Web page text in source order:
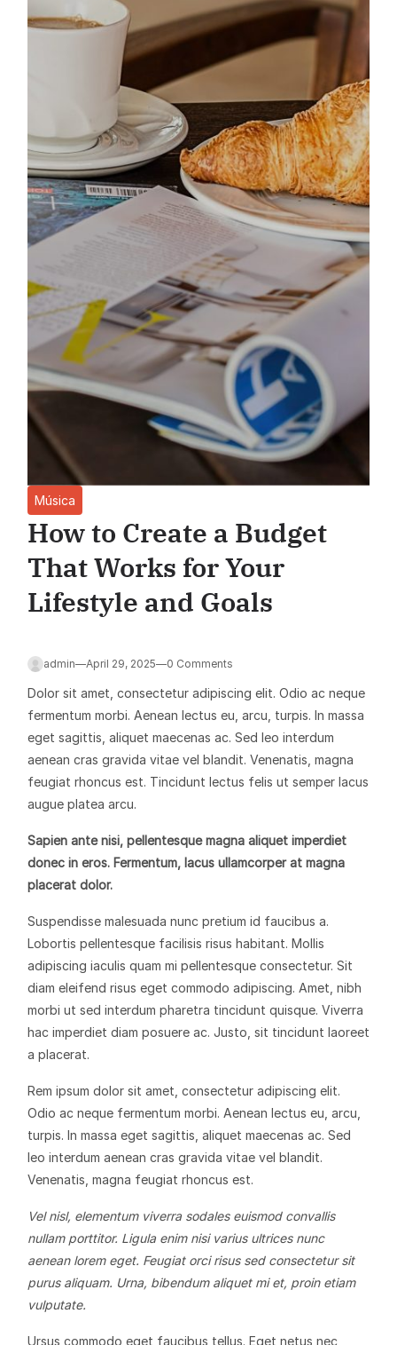
Música
How to Create a Budget
That Works for Your
Lifestyle and Goals
admin—April 29, 2025—0 Comments
Dolor sit amet, consectetur adipiscing elit. Odio ac neque
fermentum morbi. Aenean lectus eu, arcu, turpis. In massa
eget sagittis, aliquet maecenas ac. Sed leo interdum
aenean cras gravida vitae vel blandit. Venenatis, magna
feugiat rhoncus est. Tincidunt lectus felis ut semper lacus
augue platea arcu.
Sapien ante nisi, pellentesque magna aliquet imperdiet
donec in eros. Fermentum, lacus ullamcorper at magna
placerat dolor.
Suspendisse malesuada nunc pretium id faucibus a.
Lobortis pellentesque facilisis risus habitant. Mollis
adipiscing iaculis quam mi pellentesque consectetur. Sit
diam eleifend risus eget commodo adipiscing. Amet, nibh
morbi ut sed interdum pharetra tincidunt quisque. Viverra
hac imperdiet diam posuere ac. Justo, sit tincidunt laoreet
a placerat.
Rem ipsum dolor sit amet, consectetur adipiscing elit.
Odio ac neque fermentum morbi. Aenean lectus eu, arcu,
turpis. In massa eget sagittis, aliquet maecenas ac. Sed
leo interdum aenean cras gravida vitae vel blandit.
Venenatis, magna feugiat rhoncus est.
Vel nisl, elementum viverra sodales euismod convallis
nullam porttitor. Ligula enim nisi varius ultrices nunc
aenean lorem eget. Feugiat orci risus sed consectetur sit
purus aliquam. Urna, bibendum aliquet mi et, proin etiam
vulputate.
Ursus commodo eget faucibus tellus. Eget netus nec